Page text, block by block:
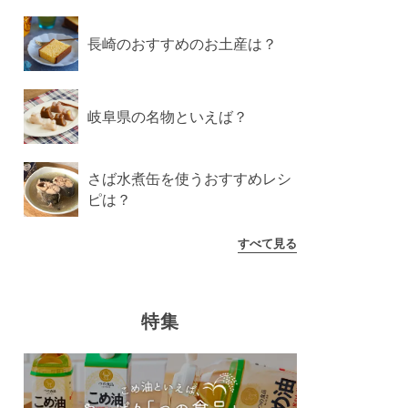
長崎のおすすめのお土産は？
岐阜県の名物といえば？
さば水煮缶を使うおすすめレシ
ピは？
すべて見る
特集